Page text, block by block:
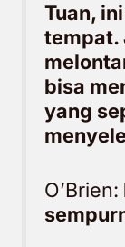
Tuan,
tempat.
bisa
yang
O’Brien: